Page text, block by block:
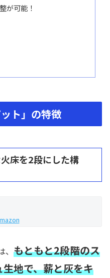
が可能！
ト」の特徴
床を2段にした構
もともと2段階のス
地で、薪と灰をキ